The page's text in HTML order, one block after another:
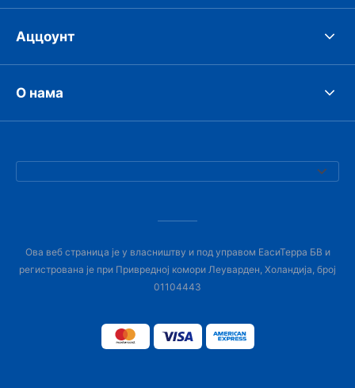
Аццоунт
О нама
Ова веб страница је у власништву и под управом ЕасиТерра БВ и
регистрована је при Привредној комори Леуварден, Холандија, број
01104443